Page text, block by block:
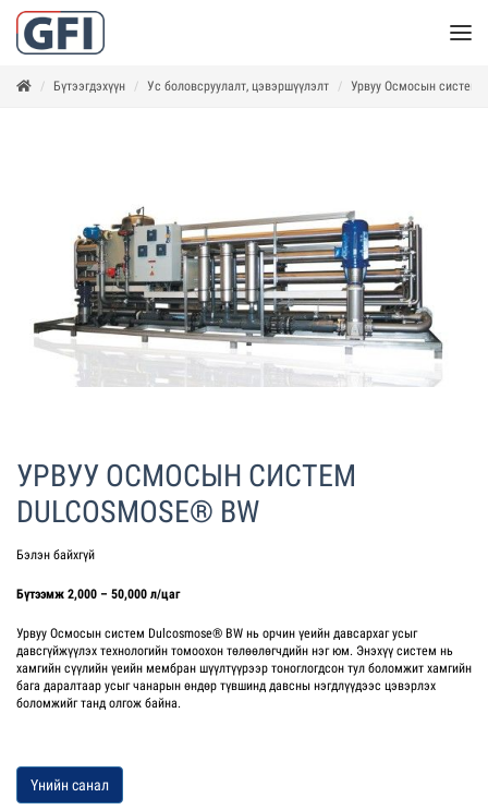
Бүтээгдэхүүн Ус боловсруулалт, цэвэршүүлэлт Урвуу Осмосын систем
УРВУУ ОСМОСЫН СИСТЕМ
DULCOSMOSE® BW
Бэлэн байхгүй
Бүтээмж 2,000 – 50,000 л/цаг
Урвуу Осмосын систем Dulcosmose® BW нь орчин үеийн давсархаг усыг
давсгүйжүүлэх технологийн томоохон төлөөлөгчдийн нэг юм. Энэхүү систем нь
хамгийн сүүлийн үеийн мембран шүүлтүүрээр тоноглогдсон тул боломжит хамгийн
бага даралтаар усыг чанарын өндөр түвшинд давсны нэгдлүүдээс цэвэрлэх
боломжийг танд олгож байна.
Үнийн санал